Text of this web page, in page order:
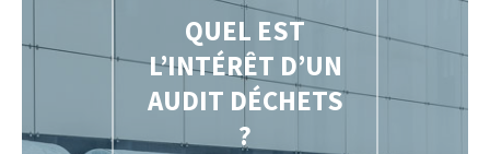
QUEL EST
L’INTÉRÊT D’UN
AUDIT DÉCHETS
?